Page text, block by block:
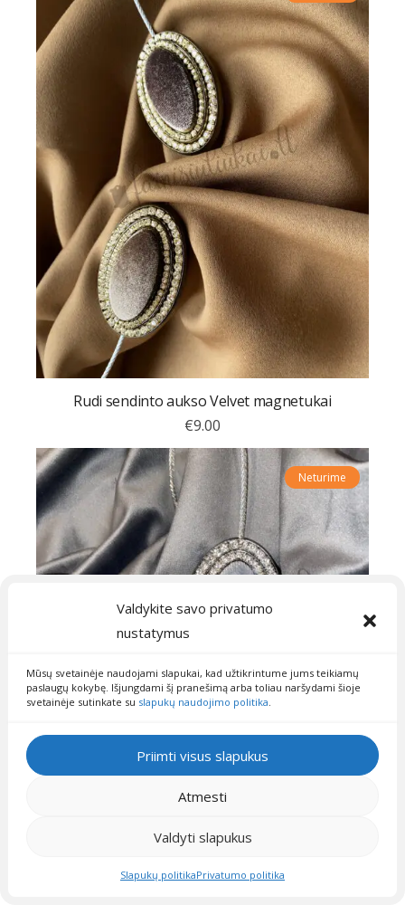
Valdykite savo privatumo
nustatymus
Mūsų svetainėje naudojami slapukai, kad užtikrintume jums teikiamų
paslaugų kokybę. Išjungdami šį pranešimą arba toliau naršydami šioje
svetainėje sutinkate su slapukų naudojimo politika.
Priimti visus slapukus
Atmesti
Valdyti slapukus
Slapukų politikaPrivatumo politika
Rudi sendinto aukso Velvet magnetukai
€9.00
Neturime
Pilki Velvet magnetukai